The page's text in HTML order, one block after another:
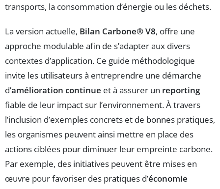
transports, la consommation d’énergie ou les déchets.
La version actuelle, Bilan Carbone® V8, offre une
approche modulable afin de s’adapter aux divers
contextes d’application. Ce guide méthodologique
invite les utilisateurs à entreprendre une démarche
d’amélioration continue et à assurer un reporting
fiable de leur impact sur l’environnement. À travers
l’inclusion d’exemples concrets et de bonnes pratiques,
les organismes peuvent ainsi mettre en place des
actions ciblées pour diminuer leur empreinte carbone.
Par exemple, des initiatives peuvent être mises en
œuvre pour favoriser des pratiques d’économie